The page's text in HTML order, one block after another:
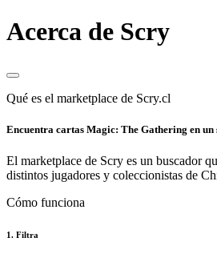
Acerca de Scry
Qué es el marketplace de Scry.cl
Encuentra cartas Magic: The Gathering en
El marketplace de Scry es un buscador
distintos jugadores y coleccionistas de
Cómo funciona
1. Filtra